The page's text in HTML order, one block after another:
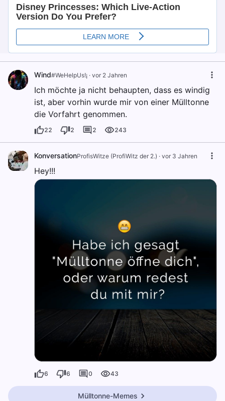
Wind#WeHelpUs!¡ · vor 2 Jahren
Ich möchte ja nicht behaupten, dass es windig
ist, aber vorhin wurde mir von einer Mülltonne
die Vorfahrt genommen.
22 2 2 243
KonversationProfisWitze (ProfiWitz der 2.) · vor 3 Jahren
Hey!!!
6 6 0 43
Mülltonne-Memes